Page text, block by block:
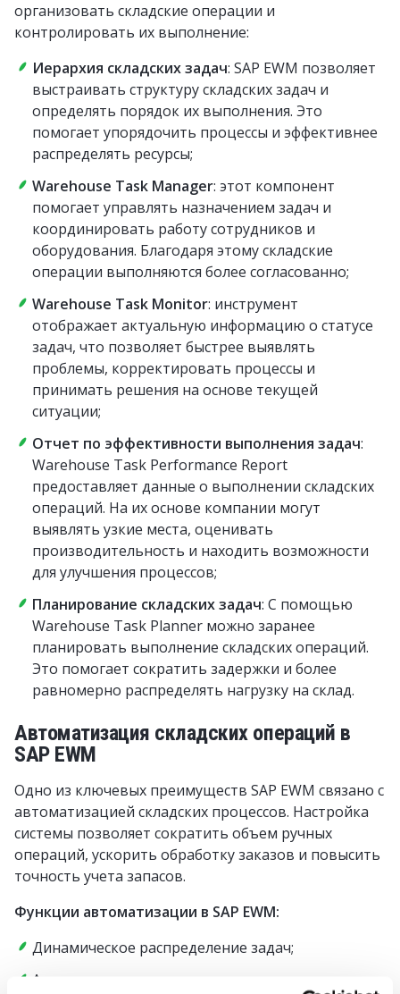
организовать складские операции и
контролировать их выполнение:
Иерархия складских задач: SAP EWM позволяет
выстраивать структуру складских задач и
определять порядок их выполнения. Это
помогает упорядочить процессы и эффективнее
распределять ресурсы;
Warehouse Task Manager: этот компонент
помогает управлять назначением задач и
координировать работу сотрудников и
оборудования. Благодаря этому складские
операции выполняются более согласованно;
Warehouse Task Monitor: инструмент
отображает актуальную информацию о статусе
задач, что позволяет быстрее выявлять
проблемы, корректировать процессы и
принимать решения на основе текущей
ситуации;
Отчет по эффективности выполнения задач:
Warehouse Task Performance Report
предоставляет данные о выполнении складских
операций. На их основе компании могут
выявлять узкие места, оценивать
производительность и находить возможности
для улучшения процессов;
Планирование складских задач: С помощью
Warehouse Task Planner можно заранее
планировать выполнение складских операций.
Это помогает сократить задержки и более
равномерно распределять нагрузку на склад.
Автоматизация складских операций в
SAP EWM
Одно из ключевых преимуществ SAP EWM связано с
автоматизацией складских процессов. Настройка
системы позволяет сократить объем ручных
операций, ускорить обработку заказов и повысить
точность учета запасов.
Функции автоматизации в SAP EWM:
Динамическое распределение задач;
Автоматическая приемка товаров;